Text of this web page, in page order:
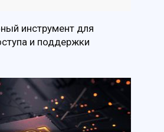
инструмент для
и поддержки